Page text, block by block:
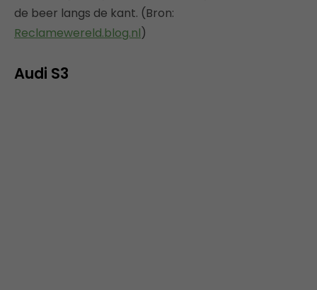
de beer langs de kant. (Bron:
Reclamewereld.blog.nl)
Audi S3